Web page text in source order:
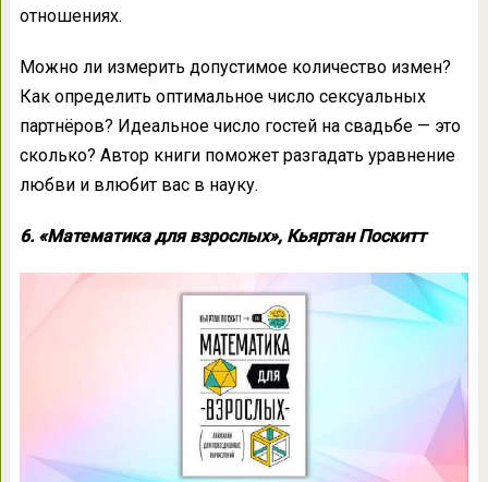
отношениях.
Можно ли измерить допустимое количество измен?
Как определить оптимальное число сексуальных
партнёров? Идеальное число гостей на свадьбе — это
сколько? Автор книги поможет разгадать уравнение
любви и влюбит вас в науку.
6. «Математика для взрослых», Кьяртан Поскитт